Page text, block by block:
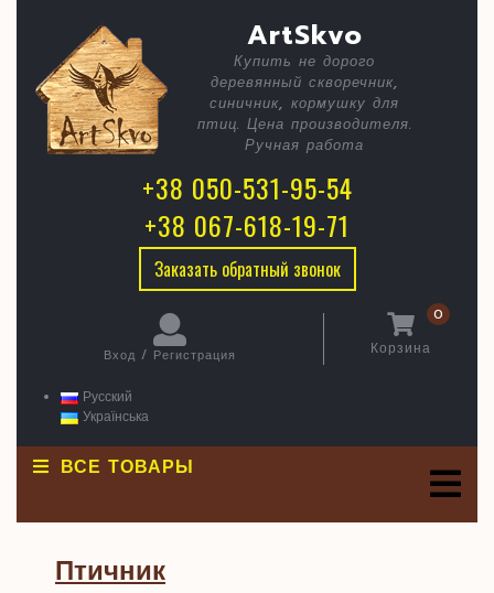
ArtSkvoПтичник
Купить не дорого
деревянный скворечник,
синичник, кормушку для
птиц. Цена производителя.
Ручная работа
+38 050-531-95-54
+38 067-618-19-71
Заказать обратный звонок
Вход / Регистрация
Корзина
0
Русский
Українська
ВСЕ ТОВАРЫ
ПтичникПтичник